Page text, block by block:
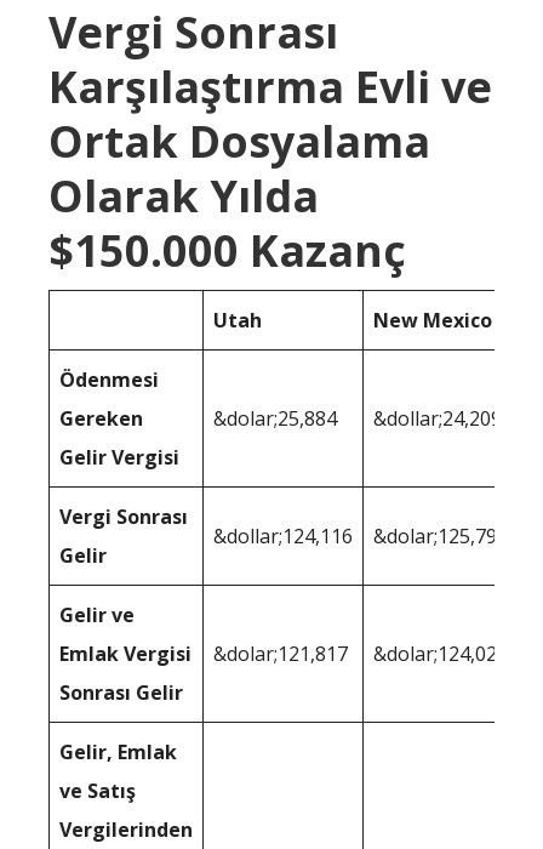
Vergi Sonrası
Karşılaştırma Evli ve
Ortak Dosyalama
Olarak Yılda
$150.000 Kazanç
Utah New Mexico
Ödenmesi
Gereken
Gelir Vergisi
&dolar;25,884 &dollar;24,209
Vergi Sonrası
Gelir
&dollar;124,116 &dolar;125,791
Gelir ve
Emlak Vergisi
Sonrası Gelir
&dolar;121,817 &dolar;124,028
Gelir, Emlak
ve Satış
Vergilerinden